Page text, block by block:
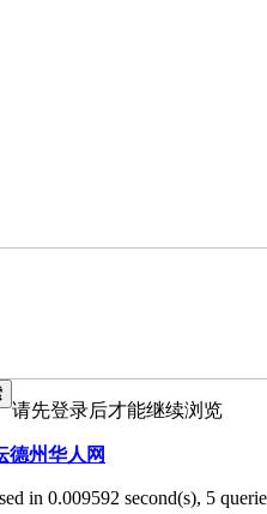
请先登录后才能继续浏览
德州华人网
in 0.009592 second(s), 5